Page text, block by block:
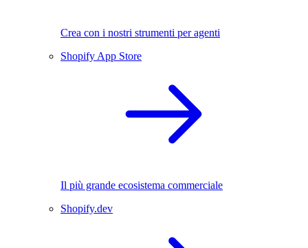
Crea con i nostri strumenti per agenti
Shopify App Store
Il più grande ecosistema commerciale
Shopify.dev